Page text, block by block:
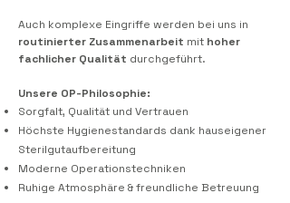
Auch komplexe Eingriffe werden bei uns in
routinierter Zusammenarbeit mit hoher
fachlicher Qualität durchgeführt.
Unsere OP-Philosophie:
Sorgfalt, Qualität und Vertrauen
Höchste Hygienestandards dank hauseigener
Sterilgutaufbereitung
Moderne Operationstechniken
Ruhige Atmosphäre & freundliche Betreuung